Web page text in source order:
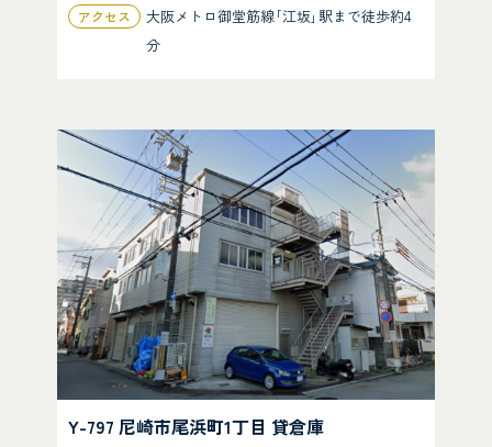
アクセス
大阪メトロ御堂筋線｢江坂｣駅まで徒歩約4
分
Y-797 尼崎市尾浜町1丁目 貸倉庫